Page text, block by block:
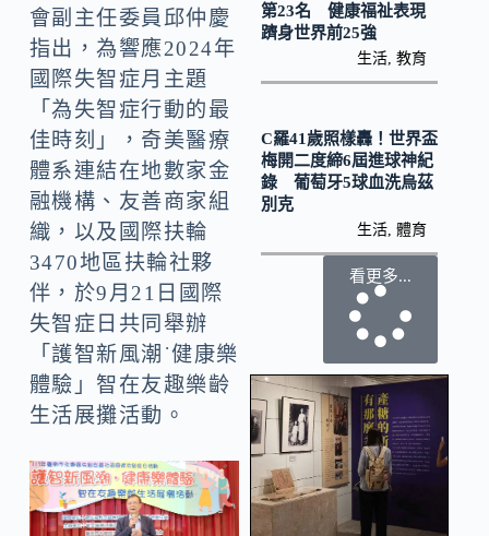
會副主任委員邱仲慶
指出，為響應2024年
國際失智症月主題
「為失智症行動的最
佳時刻」，奇美醫療
體系連結在地數家金
融機構、友善商家組
織，以及國際扶輪
3470地區扶輪社夥
伴，於9月21日國際
失智症日共同舉辦
「護智新風潮˙健康樂
體驗」智在友趣樂齡
生活展攤活動。
第23名 健康福祉表現
躋身世界前25強
生活 ,教育
C羅41歲照樣轟！世界盃
梅開二度締6屆進球神紀
錄 葡萄牙5球血洗烏茲
別克
生活 ,體育
看更多...